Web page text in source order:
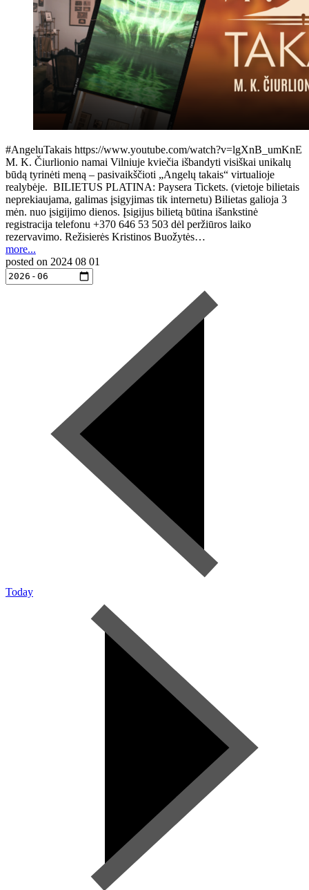
#AngeluTakais https://www.youtube.com/watch?v=lgXnB_umKnE
M. K. Čiurlionio namai Vilniuje kviečia išbandyti visiškai unikalų
būdą tyrinėti meną – pasivaikščioti „Angelų takais“ virtualioje
realybėje. BILIETUS PLATINA: Paysera Tickets. (vietoje bilietais
neprekiaujama, galimas įsigyjimas tik internetu) Bilietas galioja 3
mėn. nuo įsigijimo dienos. Įsigijus bilietą būtina išankstinė
registracija telefonu +370 646 53 503 dėl peržiūros laiko
rezervavimo. Režisierės Kristinos Buožytės…
more...
posted on 2024 08 01
Today